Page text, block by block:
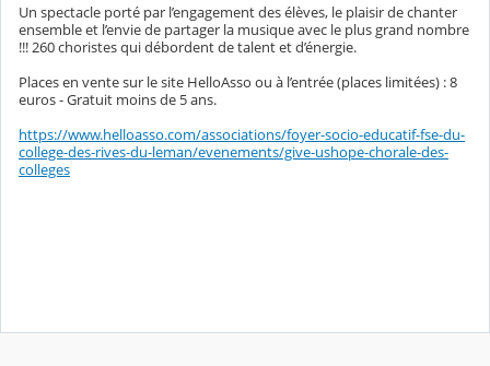
Un spectacle porté par l’engagement des élèves, le plaisir de chanter
ensemble et l’envie de partager la musique avec le plus grand nombre
!!! 260 choristes qui débordent de talent et d’énergie.
Places en vente sur le site HelloAsso ou à l’entrée (places limitées) : 8
euros - Gratuit moins de 5 ans.
https://www.helloasso.com/associations/foyer-socio-educatif-fse-du-
college-des-rives-du-leman/evenements/give-ushope-chorale-des-
colleges